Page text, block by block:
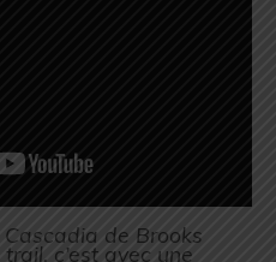
de Brooks
c’est avec une